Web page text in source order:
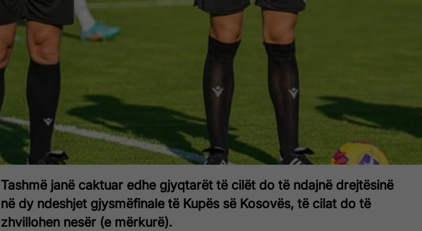
Tashmë janë caktuar edhe gjyqtarët të cilët do të ndajnë drejtësinë
në dy ndeshjet gjysmëfinale të Kupës së Kosovës, të cilat do të
zhvillohen nesër (e mërkurë).